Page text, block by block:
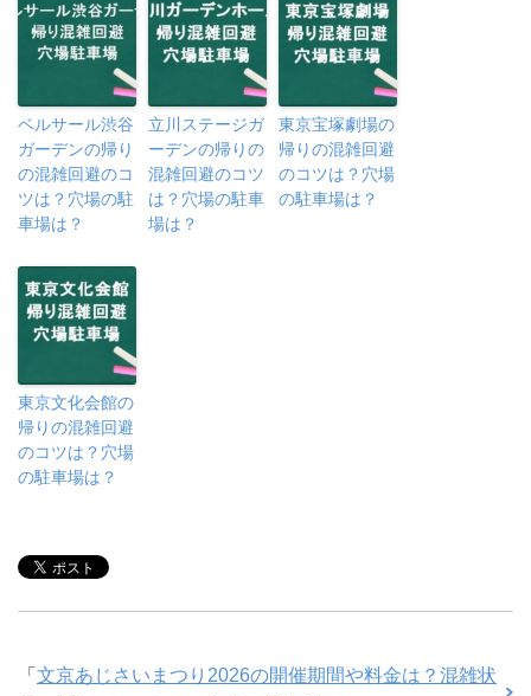
ベルサール渋谷
ガーデンの帰り
の混雑回避のコ
ツは？穴場の駐
車場は？
立川ステージガ
ーデンの帰りの
混雑回避のコツ
は？穴場の駐車
場は？
東京宝塚劇場の
帰りの混雑回避
のコツは？穴場
の駐車場は？
東京文化会館の
帰りの混雑回避
のコツは？穴場
の駐車場は？
「 文京あじさいまつり2026の開催期間や料金は？混雑状